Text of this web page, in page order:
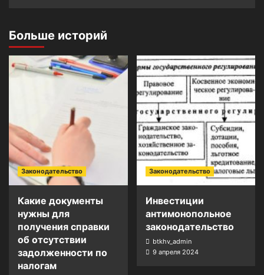
Больше историй
Законодательство
Какие документы
нужны для
получения справки
об отсутствии
задолженности по
налогам
Законодательство
Инвестиции
антимонопольное
законодательство
btkhv_admin
9 апреля 2024